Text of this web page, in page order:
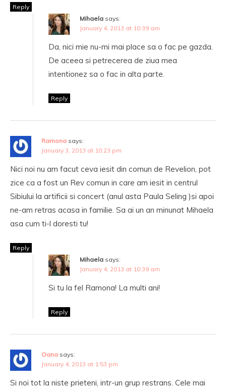
Reply
Mihaela says:
January 4, 2013 at 10:39 am
Da, nici mie nu-mi mai place sa o fac pe gazda.
De aceea si petrecerea de ziua mea
intentionez sa o fac in alta parte.
Reply
Ramona says:
January 3, 2013 at 10:23 pm
Nici noi nu am facut ceva iesit din comun de Revelion, pot
zice ca a fost un Rev comun in care am iesit in centrul
Sibiului la artificii si concert (anul asta Paula Seling )si apoi
ne-am retras acasa in familie. Sa ai un an minunat Mihaela
asa cum ti-l doresti tu!
Reply
Mihaela says:
January 4, 2013 at 10:39 am
Si tu la fel Ramona! La multi ani!
Reply
Oana says:
January 4, 2013 at 1:53 pm
Si noi tot la niste prieteni, intr-un grup restrans. Cele mai